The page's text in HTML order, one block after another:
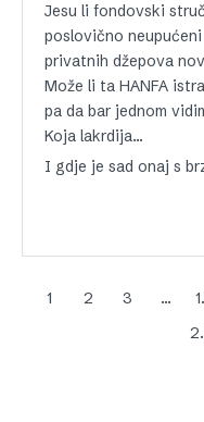
Jesu li fondovski
poslovično
privatnih džepova
Može li ta HANFA
pa da bar jednom
Koja lakrdija…
I gdje je sad onaj s
1 2 3 …